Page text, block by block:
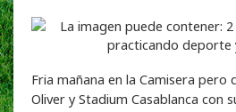
Fria mañana en la Camisera pero
Oliver y Stadium Casablanca con